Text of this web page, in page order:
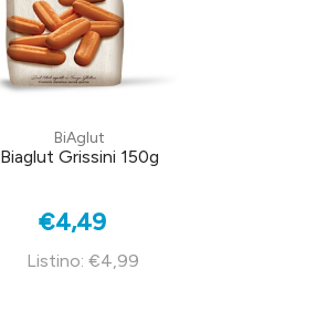
BiAglut
Biaglut Grissini 150g
€4,49
Listino: €4,99